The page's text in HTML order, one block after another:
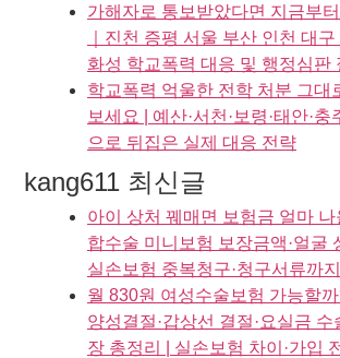
가해자로 통보받았다면 지금부
｜진천 증평 서울 부산 인천 대
화성 학교폭력 대응 및 행정심판
학교폭력 억울한 전학 처분 그대
보세요 | 예산·서천·보령·태안·
으로 뒤집은 실제 대응 전략
kang611 최신글
아이 상처 꿰매면 보험금 얼마
합수술 미니보험 보장금액·얼굴
실손보험 중복청구·청구서류까
월 830원 여성수술보험 가능할
양성결절·갑상선 결절·요실금
장 총정리 | 실손보험 차이·가입